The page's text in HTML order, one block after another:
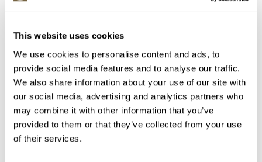
This website uses cookies
We use cookies to personalise content and ads, to
provide social media features and to analyse our traffic.
We also share information about your use of our site with
our social media, advertising and analytics partners who
may combine it with other information that you’ve
provided to them or that they’ve collected from your use
of their services.
VYDRAŽENO
Karel Laštovka
115949. Úkryt v surrealistické krajině
Dražba ukončena:
12.05.2024 20:00:00
Vyvolávací cena: